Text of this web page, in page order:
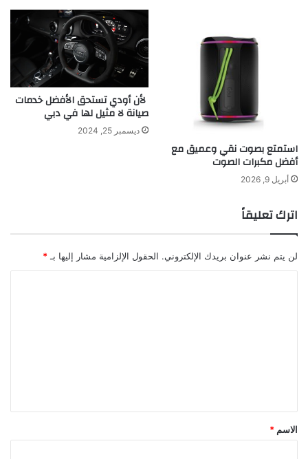
استمتع بصوت نقي وعميق مع
أفضل مكبرات الصوت
أبريل 9, 2026
لأن أودي تستحق الأفضل خدمات
صيانة لا مثيل لها في دبي
ديسمبر 25, 2024
اترك تعليقاً
لن يتم نشر عنوان بريدك الإلكتروني. الحقول الإلزامية مشار إليها بـ *
*
الاسم *